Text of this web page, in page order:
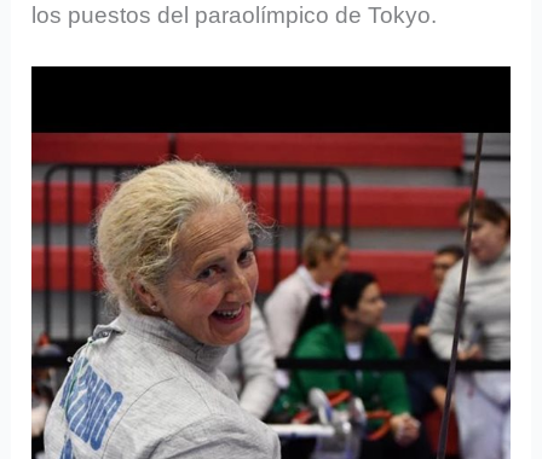
los puestos del paraolímpico de Tokyo.